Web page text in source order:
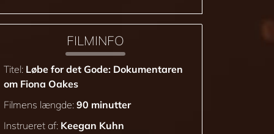
FILMINFO
Titel: Løbe for det Gode: Dokumentaren
om Fiona Oakes
Filmens længde: 90 minutter
Instrueret af: Keegan Kuhn